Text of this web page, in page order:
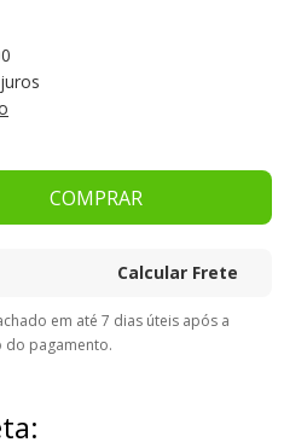
COMPRAR
Calcular Frete
em até 7 dias úteis após a
do pagamento.